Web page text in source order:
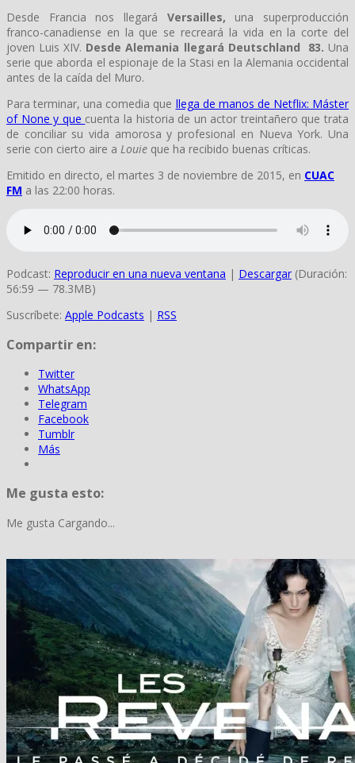
Desde Francia nos llegará Versailles, una superproducción
franco-canadiense en la que se recreará la vida en la corte del
joven Luis XIV. Desde Alemania llegará Deutschland 83. Una
serie que aborda el espionaje de la Stasi en la Alemania occidental
antes de la caída del Muro.
Para terminar, una comedia que llega de manos de Netflix: Máster
of None y que cuenta la historia de un actor treintañero que trata
de conciliar su vida amorosa y profesional en Nueva York. Una
serie con cierto aire a Louie que ha recibido buenas críticas.
Emitido en directo, el martes 3 de noviembre de 2015, en CUAC
FM a las 22:00 horas.
Podcast: Reproducir en una nueva ventana | Descargar (Duración:
56:59 — 78.3MB)
Suscríbete: Apple Podcasts | RSS
Compartir en:
Twitter
WhatsApp
Telegram
Facebook
Tumblr
Más
Me gusta esto:
Me gusta Cargando...